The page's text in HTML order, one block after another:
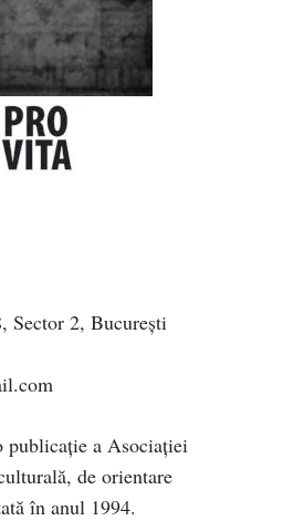
Sector 2, București
publicaţie a Asociaţiei
de orientare
în anul 1994.